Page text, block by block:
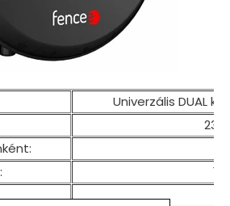
Univerzális DUAL
10